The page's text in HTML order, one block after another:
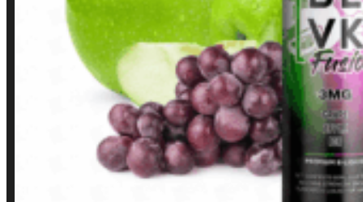
INSTITUCIONAL
Política de Privacidade
Política de Frete e Pagamento
Política de Garantia, Reembolso e Devolução